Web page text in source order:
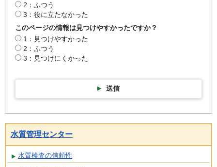
2：ふつう
3：役に立たなかった
このページの情報は見つけやすかったですか？
1：見つけやすかった
2：ふつう
3：見つけにくかった
送信
水質管理センター
水質検査の信頼性